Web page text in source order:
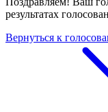
результатах
Вернуться к